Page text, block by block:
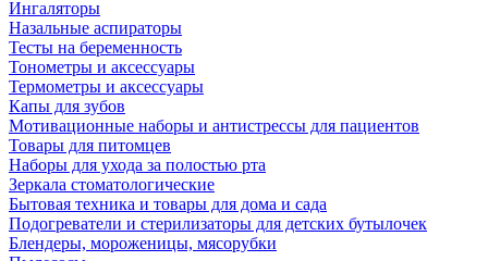
Ингаляторы
Назальные аспираторы
Тесты на беременность
Тонометры и аксессуары
Термометры и аксессуары
Капы для зубов
Мотивационные наборы и антистрессы для пациентов
Товары для питомцев
Наборы для ухода за полостью рта
Зеркала стоматологические
Бытовая техника и товары для дома и сада
Подогреватели и стерилизаторы для детских бутылочек
Блендеры, мороженицы, мясорубки